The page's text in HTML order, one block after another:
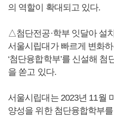
의 역할이 확대되고 있다.
△첨단전공·학부 잇달아 설치
서울시립대가 빠르게 변화
‘첨단융합학부’를 신설해
을 쏟고 있다.
서울시립대는 2023년 11월
양성을 위한 첨단융합학부